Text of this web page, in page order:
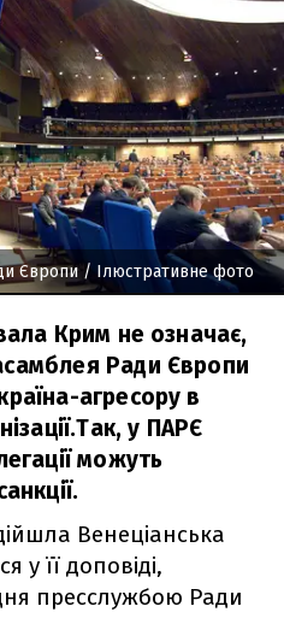
Європи/ Ілюстративне фото
Крим не означає,
Ради Європи
агресору в
у ПАРЄ
можуть
Венеціанська
у її доповіді,
пресслужбою Ради